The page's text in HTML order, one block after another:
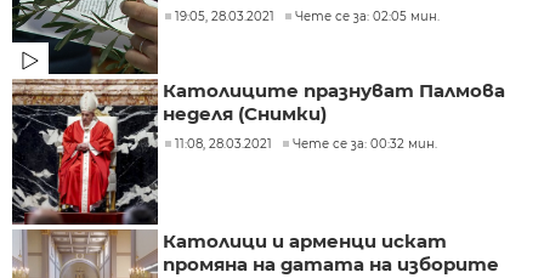
19:05, 28.03.2021 Чете се за: 02:05 мин.
Католиците празнуват Палмова
неделя (Снимки)
11:08, 28.03.2021 Чете се за: 00:32 мин.
Католици и арменци искат
промяна на датата на изборите